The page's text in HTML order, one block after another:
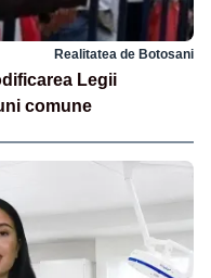
Realitatea de Botosani
Legii
comune